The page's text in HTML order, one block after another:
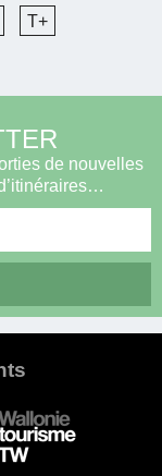
T+
de nouvelles